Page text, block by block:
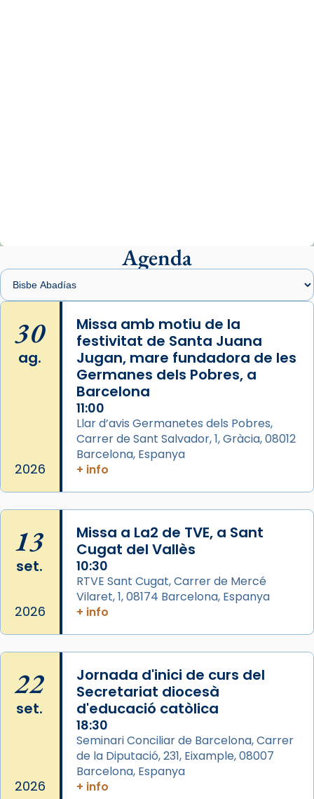
presidit aquest 27 de juliol la missa de Les
Santes de Mataró.
🔗
📸 J. Merino
Photo
View on Facebook Share
Arquebisbat de Barcelona
de Barcelona.
2 weeks ago
Aquest dilluns, 27 de juliol, ha tingut lloc la
missa d’acció de gràcies en agraïment al
L’arquebisbe de Barcelona, el cardenal Joan
Josep Omella, ha presidit la missa i l’ha
concelebrat el bisbe auxiliar de Barcelona,
Mons. David Abadías.
📸 Dr. G. Simón
Arquebisbat de Barcelona
2 weeks ago
Memòria de les santes Juliana i
Semproniana, verges i màrtirs.
Acompanyant la història de sant Cugat, a
Agenda
30
ag.
2026
Missa amb motiu de la
festivitat de Santa Juana
Jugan, mare fundadora de les
Germanes dels Pobres, a
Barcelona
11:00
Llar d’avis Germanetes dels Pobres,
Carrer de Sant Salvador, 1, Gràcia, 08012
Barcelona, Espanya
+ info
13
set.
2026
Missa a La2 de TVE, a Sant
Cugat del Vallès
10:30
RTVE Sant Cugat, Carrer de Mercé
Vilaret, 1, 08174 Barcelona, Espanya
+ info
22
set.
2026
Jornada d'inici de curs del
Secretariat diocesà
d'educació catòlica
18:30
Seminari Conciliar de Barcelona, Carrer
de la Diputació, 231, Eixample, 08007
Barcelona, Espanya
+ info